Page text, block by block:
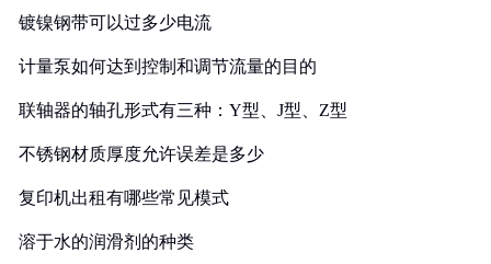
镀镍钢带可以过多少电流
计量泵如何达到控制和调节流量的目的
联轴器的轴孔形式有三种：Y型、J型、Z型
不锈钢材质厚度允许误差是多少
复印机出租有哪些常见模式
溶于水的润滑剂的种类